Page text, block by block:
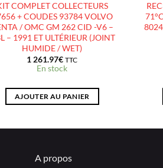
COMPLET COLLECTEURS
+ COUDES 93784 VOLVO
/ OMC GM 262 CID -V6 –
– 1991 ET ULTÉRIEUR (JOINT
HUMIDE / WET)
1 261.97€ TTC
En stock
AJOUTER AU PANIER
A propos